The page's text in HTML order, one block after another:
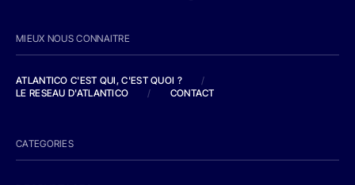
MIEUX NOUS CONNAITRE
ATLANTICO C'EST QUI, C'EST QUOI ?
/
LE RESEAU D'ATLANTICO
/ CONTACT
CATEGORIES